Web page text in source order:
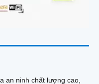
an ninh chất lượng cao,